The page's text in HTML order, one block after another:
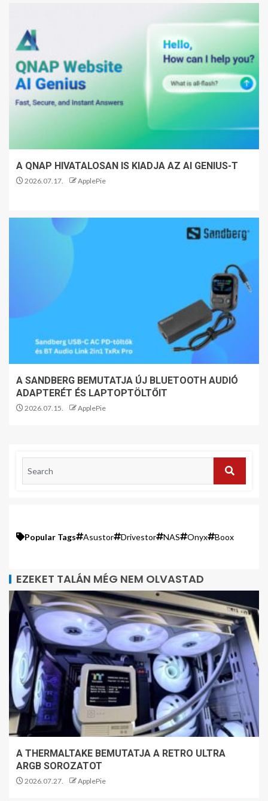
A QNAP HIVATALOSAN IS KIADJA AZ AI GENIUS-T
2026.07.17. ApplePie
A SANDBERG BEMUTATJA ÚJ BLUETOOTH AUDIÓ
ADAPTERÉT ÉS LAPTOPTÖLTŐIT
2026.07.15. ApplePie
Popular Tags Asustor Drivestor NAS Onyx Boox
EZEKET TALÁN MÉG NEM OLVASTAD
A THERMALTAKE BEMUTATJA A RETRO ULTRA
ARGB SOROZATOT
2026.07.27. ApplePie